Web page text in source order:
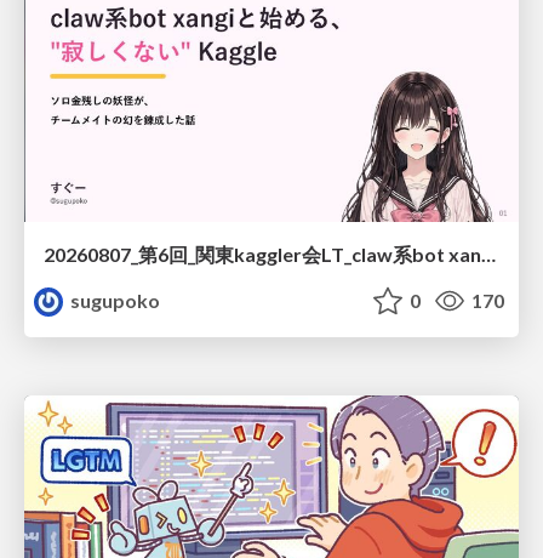
20260807_第6回_関東kaggler会LT_claw系bot xangiと始める、"寂しくない" kaggle
sugupoko
0 170